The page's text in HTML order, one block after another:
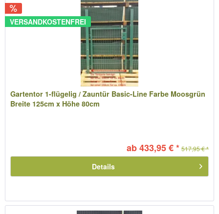
VERSANDKOSTENFREI
Gartentor 1-flügelig / Zauntür Basic-Line Farbe Moosgrün
Breite 125cm x Höhe 80cm
ab 433,95 € * 517,95 € *
Details